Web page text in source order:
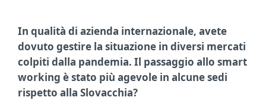
In qualità di azienda internazionale, avete
dovuto gestire la situazione in diversi mercati
colpiti dalla pandemia. Il passaggio allo smart
working è stato più agevole in alcune sedi
rispetto alla Slovacchia?